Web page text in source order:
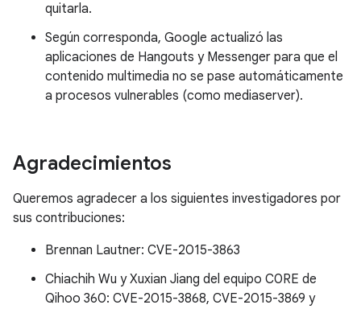
quitarla.
Según corresponda, Google actualizó las
aplicaciones de Hangouts y Messenger para que el
contenido multimedia no se pase automáticamente
a procesos vulnerables (como mediaserver).
Agradecimientos
Queremos agradecer a los siguientes investigadores por
sus contribuciones:
Brennan Lautner: CVE-2015-3863
Chiachih Wu y Xuxian Jiang del equipo C0RE de
Qihoo 360: CVE-2015-3868, CVE-2015-3869 y